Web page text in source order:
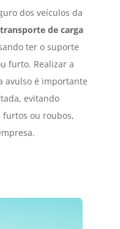
dos veículos da
de carga
ter o suporte
furto. Realizar a
avulso é importante
evitando
furtos ou roubos,